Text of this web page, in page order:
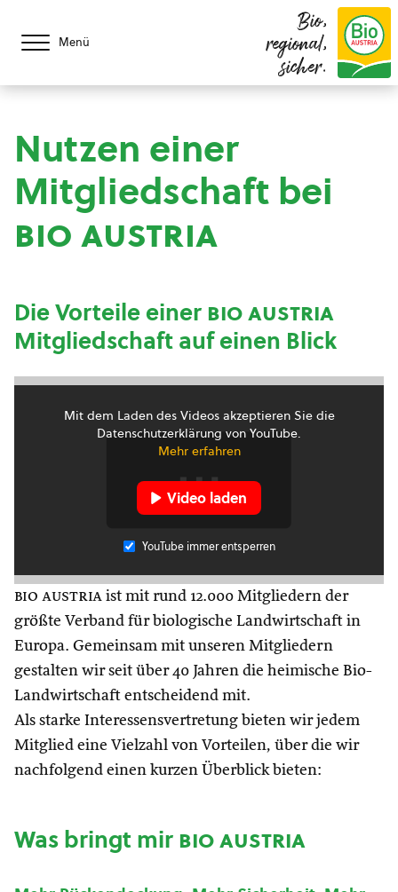
Menü
Bio,
regional,
sicher.
Nutzen einer
Mitgliedschaft bei
bio austria
Die Vorteile einerbio austria
Mitgliedschaft auf einen Blick
Mit dem Laden des Videos akzeptieren Sie die
Datenschutzerklärung von YouTube.
Mehr erfahren
Video laden
YouTube immer entsperren
bio austria ist mit rund 12.000 Mitgliedern der
größte Verband für biologische Landwirtschaft in
Europa. Gemeinsam mit unseren Mitgliedern
gestalten wir seit über 40 Jahren die heimische Bio-
Landwirtschaft entscheidend mit.
Als starke Interessensvertretung bieten wir jedem
Mitglied eine Vielzahl von Vorteilen, über die wir
nachfolgend einen kurzen Überblick bieten:
Was bringt mirbio austria